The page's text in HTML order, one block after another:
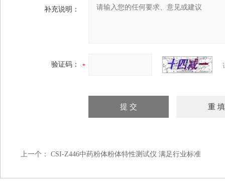
补充说明：
验证码：
上一个： CSI-Z446中药粉体粉体特性测试仪 满足行业标准